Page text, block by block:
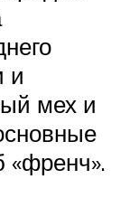
и
мех и